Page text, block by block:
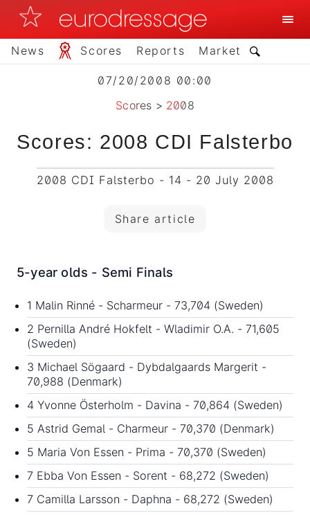
News Scores Reports Market
07/20/2008 00:00
Scores > 2008
Scores: 2008 CDI Falsterbo
2008 CDI Falsterbo - 14 - 20 July 2008
Share article
5-year olds - Semi Finals
1 Malin Rinné - Scharmeur - 73,704 (Sweden)
2 Pernilla André Hokfelt - Wladimir O.A. - 71,605
(Sweden)
3 Michael Sögaard - Dybdalgaards Margerit -
70,988 (Denmark)
4 Yvonne Österholm - Davina - 70,864 (Sweden)
5 Astrid Gemal - Charmeur - 70,370 (Denmark)
5 Maria Von Essen - Prima - 70,370 (Sweden)
7 Ebba Von Essen - Sorent - 68,272 (Sweden)
7 Camilla Larsson - Daphna - 68,272 (Sweden)